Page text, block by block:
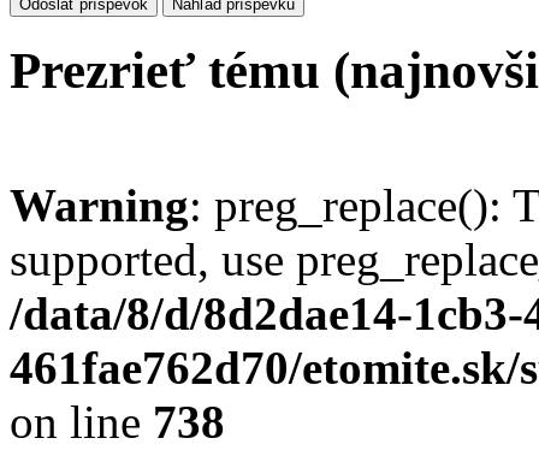
Prezrieť tému
Warning: preg_replace():
supported, use
/data/8/d/8d2dae14-1cb3-
461fae762d70/
on line 738